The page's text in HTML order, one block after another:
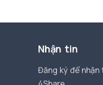
Nhận tin
Đăng ký để